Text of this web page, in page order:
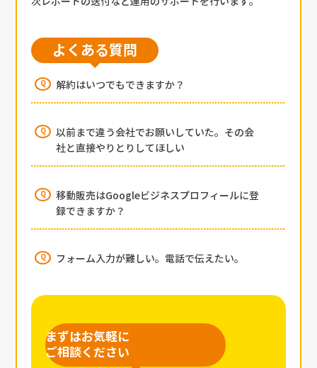
よくある質問
解約はいつでもできますか？
以前まで違う会社でお願いしていた。その会
社と直接やりとりしてほしい
移動販売はGoogleビジネスプロフィールに登
録できますか？
フォーム入力が難しい。電話で伝えたい。
まずはお気軽に
ご相談ください